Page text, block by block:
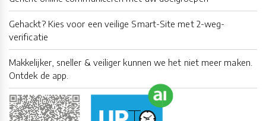
Gehackt? Kies voor een veilige Smart-Site met 2-weg-
verificatie
Makkelijker, sneller & veiliger kunnen we het niet meer maken.
Ontdek de app.